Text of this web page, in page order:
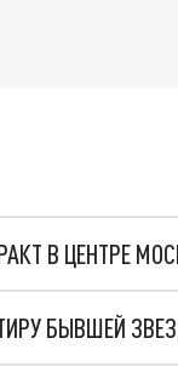
В ЦЕНТРЕ
БЫВШЕЙ